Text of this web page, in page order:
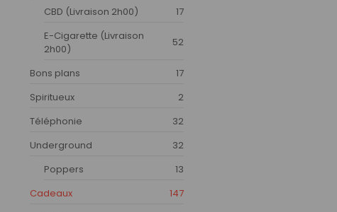
CBD (Livraison 2h00)
17
E-Cigarette (Livraison
2h00)
52
Bons plans
17
Spiritueux
2
Téléphonie
32
Underground
32
Poppers
13
Cadeaux
147